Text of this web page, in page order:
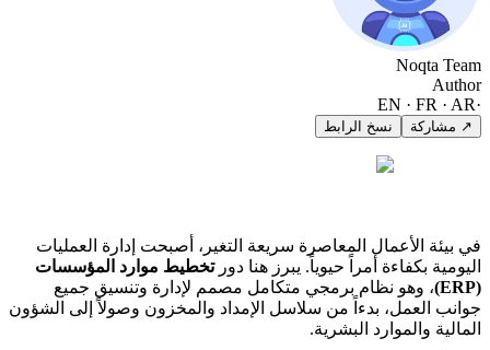
Noqta Team
Author
EN · FR · AR
↗ مشاركة نسخ الرابط
في بيئة الأعمال المعاصرة سريعة التغير، أصبحت إدارة العمليات
اليومية بكفاءة أمراً حيوياً. يبرز هنا دور تخطيط موارد المؤسسات
، وهو نظام برمجي متكامل مصمم لإدارة وتنسيق جميع
جوانب العمل، بدءاً من سلاسل الإمداد والمخزون وصولاً إلى الشؤون
المالية والموارد البشرية.